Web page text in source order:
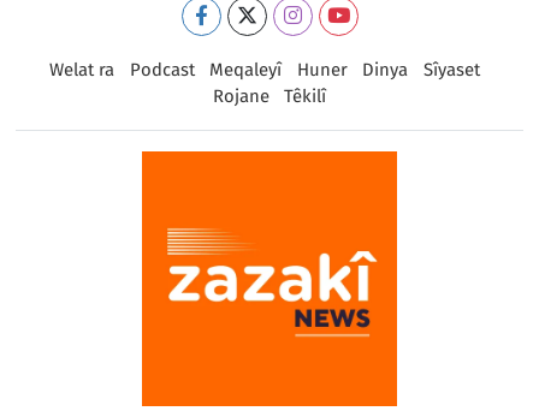
Welat ra Podcast Meqaleyî Huner Dinya
Sîyaset
Rojane
Têkilî